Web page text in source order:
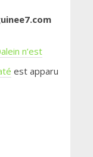
n’est
est apparu